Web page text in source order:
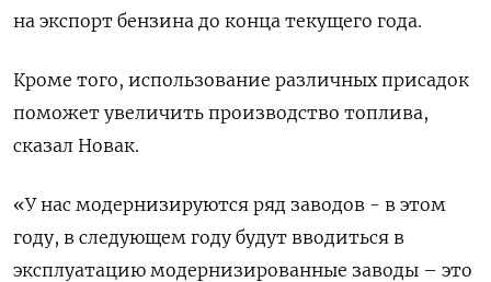
на экспорт бензина до конца текущего года.
Кроме того, использование различных присадок
поможет увеличить производство топлива,
сказал Новак.
«У нас модернизируются ряд заводов - в этом
году, в следующем году будут вводиться в
эксплуатацию модернизированные заводы – это